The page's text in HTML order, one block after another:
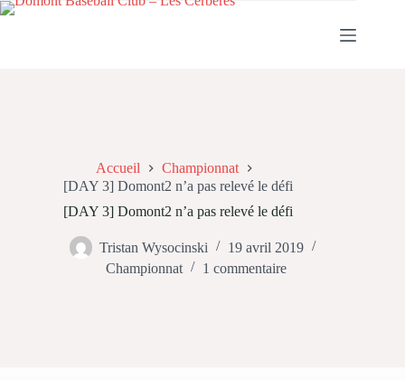
Passer
Accueil
Championnat
[DAY 3] Domont2 n’a pas relevé le défi
[DAY 3] Domont2 n’a pas relevé le défi
Tristan Wysocinski
19 avril 2019
Championnat
1 commentaire